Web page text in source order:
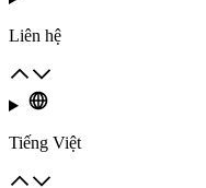
Liên hệ
Tiếng Việt